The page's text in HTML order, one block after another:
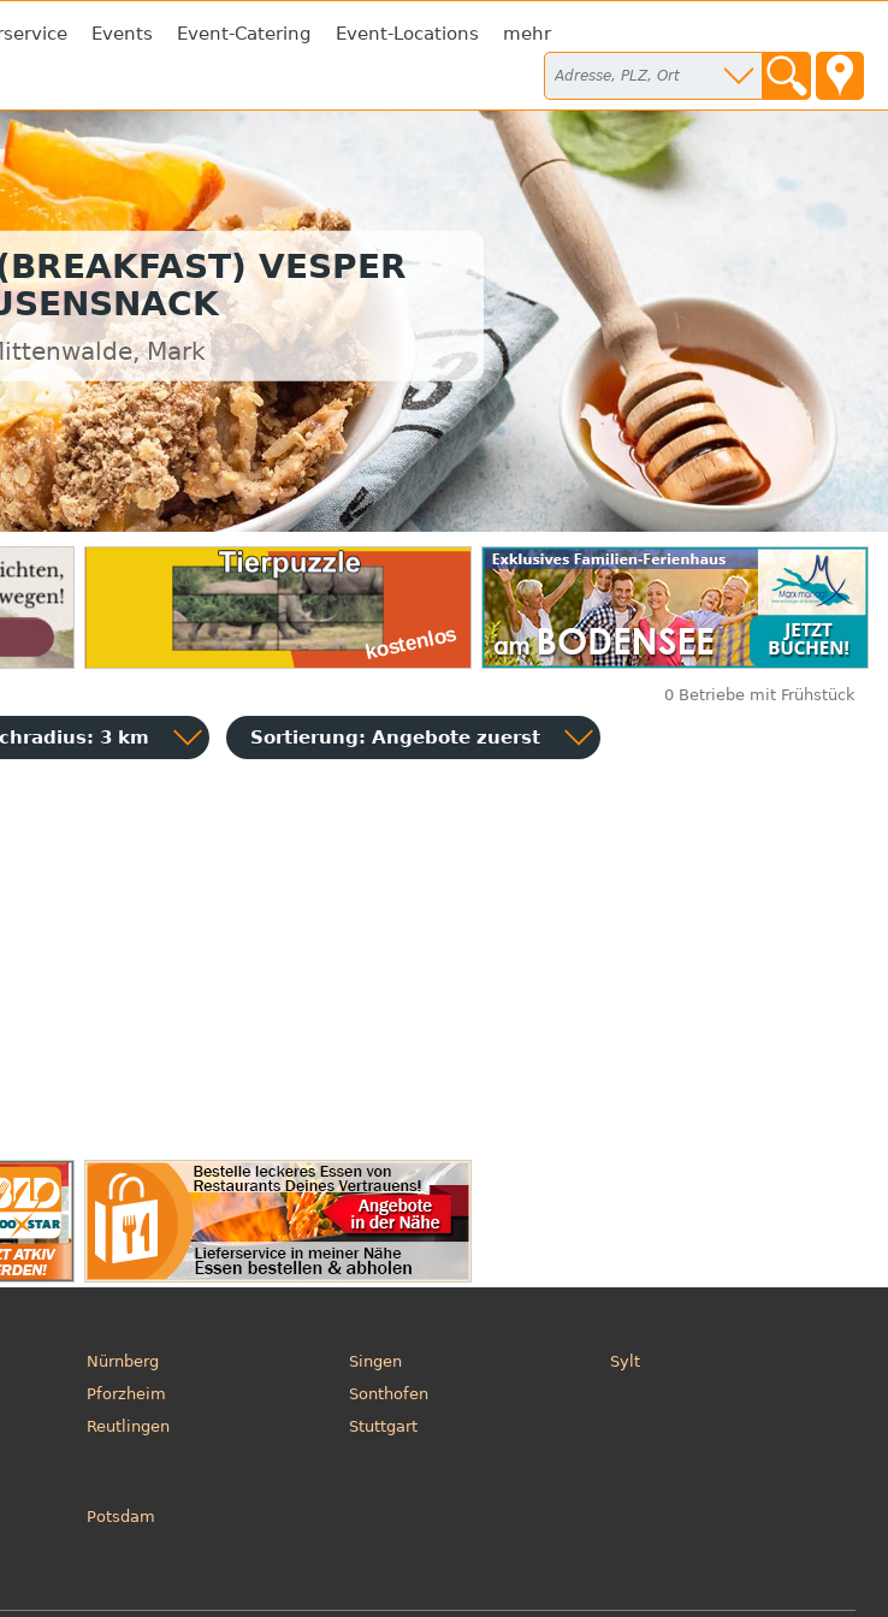
Events Event-Catering Event-Locations mehr
VESPER
Mark
0 Betriebe mit Frühstück
3 km Sortierung: Angebote zuerst
Nürnberg
Pforzheim
Reutlingen
Singen
Sonthofen
Stuttgart
Sylt
Potsdam